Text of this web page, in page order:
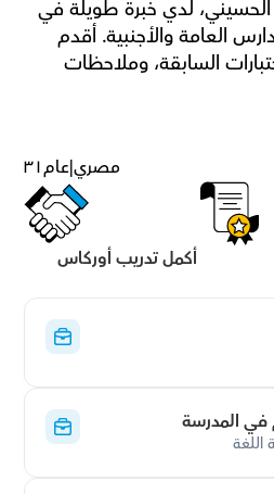
٣١عام|مصري
أكمل تدريب أوركاس
المدرسة
اللغة